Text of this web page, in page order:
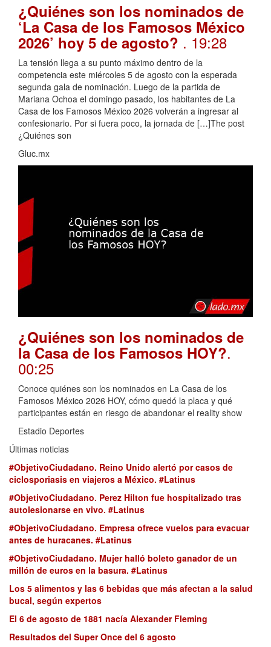
¿Quiénes son los nominados de
‘La Casa de los Famosos México
2026’ hoy 5 de agosto? . 19:28
La tensión llega a su punto máximo dentro de la
competencia este miércoles 5 de agosto con la esperada
segunda gala de nominación. Luego de la partida de
Mariana Ochoa el domingo pasado, los habitantes de La
Casa de los Famosos México 2026 volverán a ingresar al
confesionario. Por si fuera poco, la jornada de […]The post
¿Quiénes son
Gluc.mx
¿Quiénes son los nominados de
la Casa de los Famosos HOY?.
00:25
Conoce quiénes son los nominados en La Casa de los
Famosos México 2026 HOY, cómo quedó la placa y qué
participantes están en riesgo de abandonar el reality show
Estadio Deportes
Últimas noticias
#ObjetivoCiudadano. Reino Unido alertó por casos de
ciclosporiasis en viajeros a México. #Latinus
#ObjetivoCiudadano. Perez Hilton fue hospitalizado tras
autolesionarse en vivo. #Latinus
#ObjetivoCiudadano. Empresa ofrece vuelos para evacuar
antes de huracanes. #Latinus
#ObjetivoCiudadano. Mujer halló boleto ganador de un
millón de euros en la basura. #Latinus
Los 5 alimentos y las 6 bebidas que más afectan a la salud
bucal, según expertos
El 6 de agosto de 1881 nacía Alexander Fleming
Resultados del Super Once del 6 agosto